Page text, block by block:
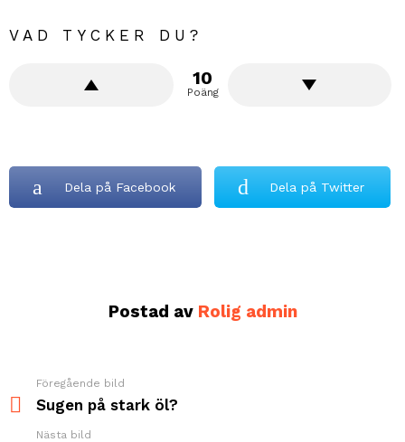
VAD TYCKER DU?
10
Poäng
Dela på Facebook Dela på Twitter
Postad av Rolig admin
more
Föregående bild
Sugen på stark öl?
Nästa bild